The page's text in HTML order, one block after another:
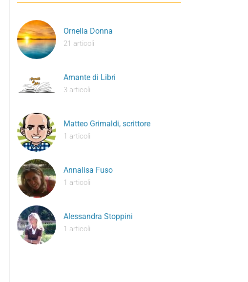
Ornella Donna
21 articoli
Amante di Libri
3 articoli
Matteo Grimaldi, scrittore
1 articoli
Annalisa Fuso
1 articoli
Alessandra Stoppini
1 articoli